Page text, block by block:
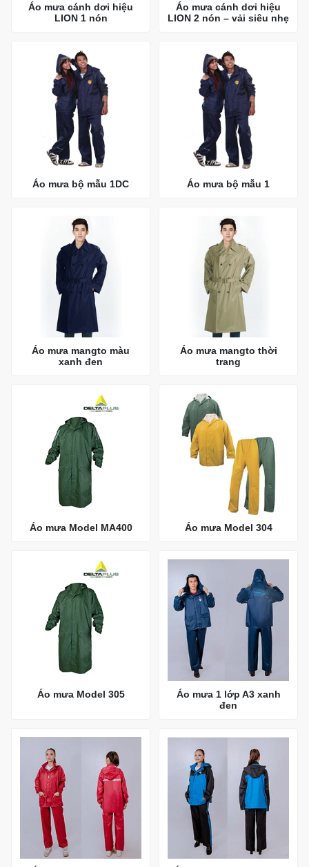
Áo mưa cánh dơi hiệu
LION 1 nón
Áo mưa cánh dơi hiệu
LION 2 nón – vải siêu nhẹ
Áo mưa bộ mẫu 1DC Áo mưa bộ mẫu 1
Áo mưa mangto màu
xanh đen
Áo mưa mangto thời
trang
Áo mưa Model MA400 Áo mưa Model 304
Áo mưa Model 305
Áo mưa 1 lớp A3 xanh
đen